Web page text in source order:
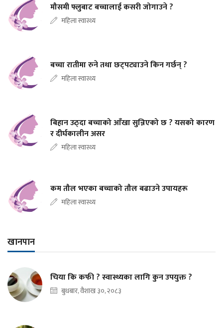
मौसमी फ्लुबाट बच्चालाई कसरी जोगाउने ?
महिला स्वास्थ्य
बच्चा रातीमा रुने तथा छट्पट्याउने किन गर्छन् ?
महिला स्वास्थ्य
बिहान उठ्दा बच्चाको आँखा सुन्निएको छ ? यसको कारण
र दीर्घकालीन असर
महिला स्वास्थ्य
कम तौल भएका बच्चाको तौल बढाउने उपायहरू
महिला स्वास्थ्य
खानपान
चिया कि कफी ? स्वास्थ्यका लागि कुन उपयुक्त ?
बुधबार, वैशाख ३०, २०८३